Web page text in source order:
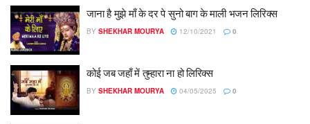
जाना है मुझे माँ के दर पे सुनो बाग के माली भजन लिरिक्स
BY SHEKHAR MOURYA 12/10/2021 0
कोई जब जहाँ में तुम्हारा ना हो लिरिक्स
BY SHEKHAR MOURYA 04/05/2025 0